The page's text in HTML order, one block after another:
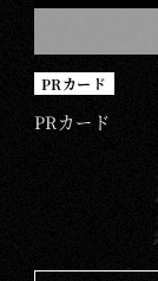
PRカード
PRカード